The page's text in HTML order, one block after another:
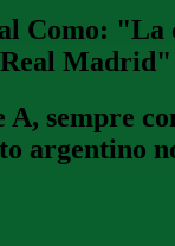
Como: "La
Madrid"
sempre
argentino